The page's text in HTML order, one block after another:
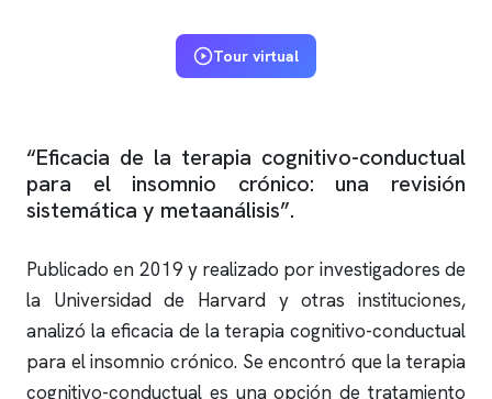
Tour virtual
“Eficacia de la terapia cognitivo-conductual
para el insomnio crónico: una revisión
sistemática y metaanálisis”.
Publicado en 2019 y realizado por investigadores de
la Universidad de Harvard y otras instituciones,
analizó la eficacia de la terapia cognitivo-conductual
para elinsomnio crónico. Se encontró que la terapia
cognitivo-conductual es una opción de tratamiento